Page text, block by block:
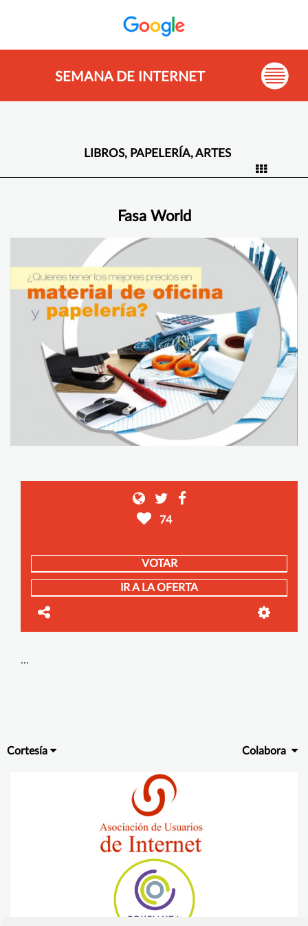
SEMANA DE INTERNET
LIBROS, PAPELERÍA, ARTES
Fasa World
74
VOTAR
IR A LA OFERTA
...
Cortesía Colabora